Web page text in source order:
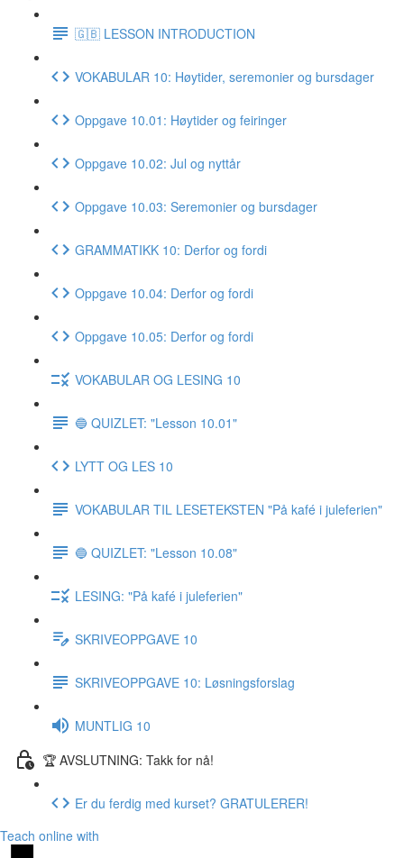
🇬🇧 LESSON INTRODUCTION
VOKABULAR 10: Høytider, seremonier og bursdager
Oppgave 10.01: Høytider og feiringer
Oppgave 10.02: Jul og nyttår
Oppgave 10.03: Seremonier og bursdager
GRAMMATIKK 10: Derfor og fordi
Oppgave 10.04: Derfor og fordi
Oppgave 10.05: Derfor og fordi
VOKABULAR OG LESING 10
🔵 QUIZLET: "Lesson 10.01"
LYTT OG LES 10
VOKABULAR TIL LESETEKSTEN "På kafé i juleferien"
🔵 QUIZLET: "Lesson 10.08"
LESING: "På kafé i juleferien"
SKRIVEOPPGAVE 10
SKRIVEOPPGAVE 10: Løsningsforslag
MUNTLIG 10
🏆 AVSLUTNING: Takk for nå!
Er du ferdig med kurset? GRATULERER!
Teach online with